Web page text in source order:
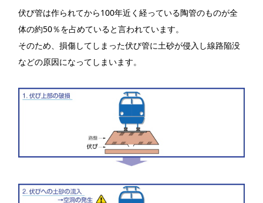
伏び管は作られてから100年近く経っている陶管のものが全
体の約50％を占めていると言われています。
そのため、損傷してしまった伏び管に土砂が侵入し線路陥没
などの原因になってしまいます。